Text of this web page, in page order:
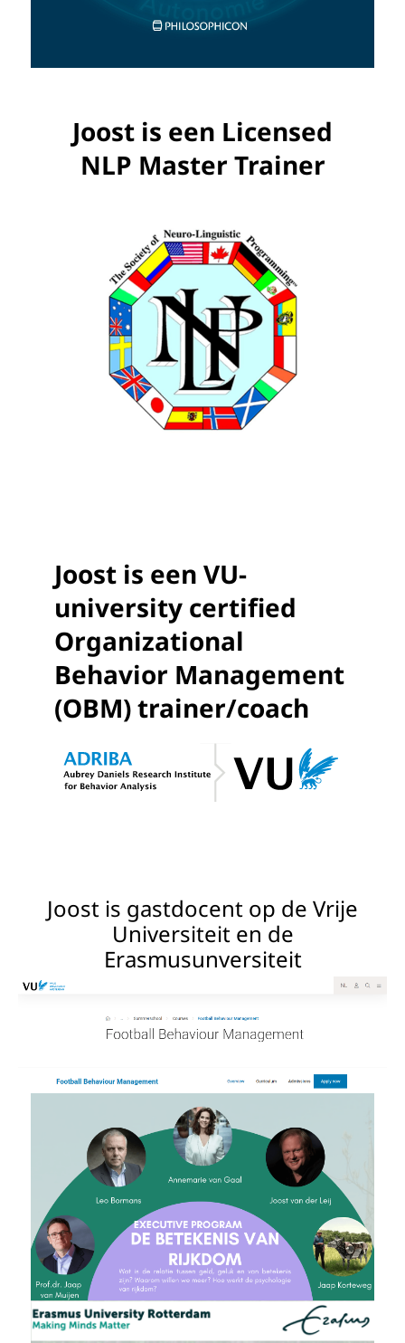
Joost is een Licensed
NLP Master Trainer
Joost is een VU-
university certified
Organizational
Behavior Management
(OBM) trainer/coach
Joost is gastdocent op de Vrije
Universiteit en de
Erasmusunversiteit